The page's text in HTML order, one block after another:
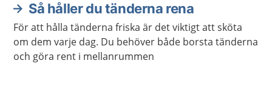
Så håller du tänderna rena
För att hålla tänderna friska är det viktigt att sköta
om dem varje dag. Du behöver både borsta tänderna
och göra rent i mellanrummen